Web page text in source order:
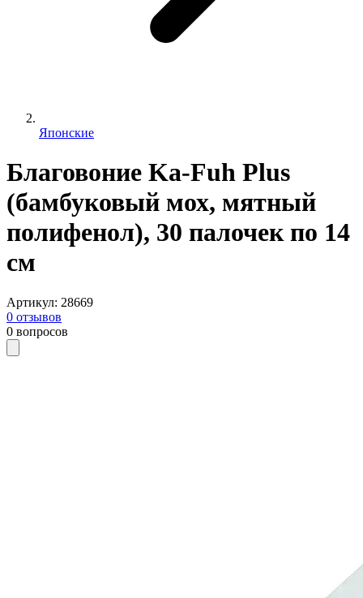
Японские
Благовоние Ka-Fuh Plus
(бамбуковый мох, мятный
полифенол), 30 палочек по 14
см
Артикул: 28669
0 отзывов
0 вопросов